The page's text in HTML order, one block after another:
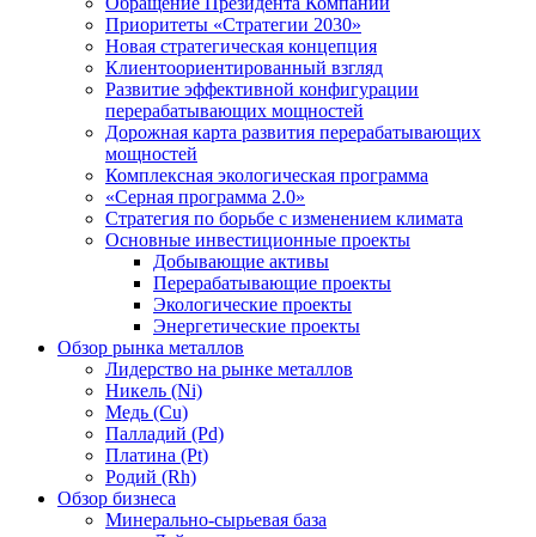
Приоритеты «Стратегии 2030»
Новая стратегическая концепция
Клиентоориентированный взгляд
Развитие эффективной конфигурации
перерабатывающих мощностей
Дорожная карта развития перерабатывающих
мощностей
Комплексная экологическая программа
«Серная программа 2.0»
Стратегия по борьбе с изменением климата
Основные инвестиционные проекты
Добывающие активы
Перерабатывающие проекты
Экологические проекты
Энергетические проекты
Обзор рынка металлов
Лидерство на рынке металлов
Никель (Ni)
Медь (Cu)
Палладий (Pd)
Платина (Pt)
Родий (Rh)
Обзор бизнеса
Минерально-сырьевая база